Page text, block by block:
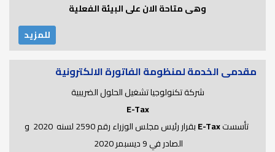
وهى متاحة الان على البيئة الفعلية
للمزيد
مقدمى الخدمة لمنظومة الفاتورة الالكترونية
شركة تكنولوجيا تشغيل الحلول الضريبية
E-Tax
تأسستE-Tax
بقرار رئيس مجلس الوزراء رقم 2590 لسنه 2020 و
الصادر في 9 ديسبمر 2020